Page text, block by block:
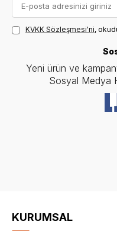
KVKK Sözleşmesi'ni,
Yeni ürün ve
Sosyal Medya
KURUMSAL